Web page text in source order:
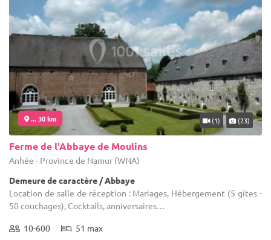
... 30 km (1) (23)
Ferme de l'Abbaye de Moulins
Anhée - Province de Namur (WNA)
Demeure de caractère / Abbaye
Location de salle de réception : Mariages, Hébergement (5 gîtes -
50 couchages), Cocktails, anniversaires…
10-600 51 max